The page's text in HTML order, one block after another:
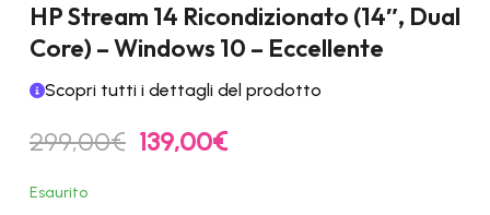
HP Stream 14 Ricondizionato (14″, Dual
Core) – Windows 10 – Eccellente
Scopri tutti i dettagli del prodotto
299,00€ Il
prezzo
139,00€Il
Esaurito